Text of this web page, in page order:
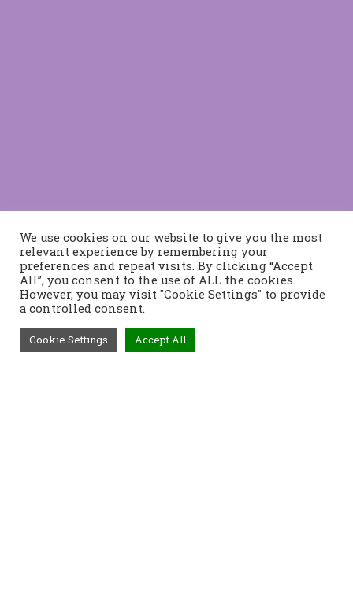
We use cookies on our website to give you the most
relevant experience by remembering your
preferences and repeat visits. By clicking “Accept
All”, you consent to the use of ALL the cookies.
However, you may visit "Cookie Settings" to provide
a controlled consent.
Cookie Settings Accept All